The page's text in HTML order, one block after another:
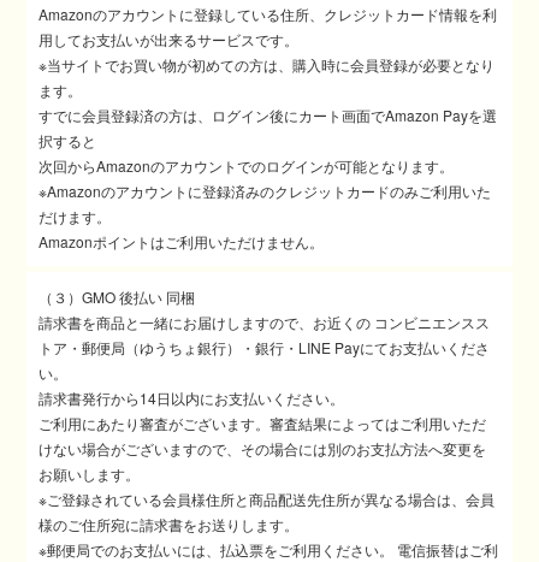
Amazonのアカウントに登録している住所、クレジットカード情報を利
用してお支払いが出来るサービスです。
※当サイトでお買い物が初めての方は、購入時に会員登録が必要となり
ます。
すでに会員登録済の方は、ログイン後にカート画面でAmazon Payを選
択すると
次回からAmazonのアカウントでのログインが可能となります。
※Amazonのアカウントに登録済みのクレジットカードのみご利用いた
だけます。
Amazonポイントはご利用いただけません。
（３）GMO 後払い 同梱
請求書を商品と一緒にお届けしますので、お近くの コンビニエンスス
トア・郵便局（ゆうちょ銀行）・銀行・LINE Payにてお支払いくださ
い。
請求書発行から14日以内にお支払いください。
ご利用にあたり審査がございます。審査結果によってはご利用いただ
けない場合がございますので、その場合には別のお支払方法へ変更を
お願いします。
※ご登録されている会員様住所と商品配送先住所が異なる場合は、会員
様のご住所宛に請求書をお送りします。
※郵便局でのお支払いには、払込票をご利用ください。 電信振替はご利